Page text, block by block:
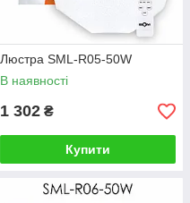
Люстра SML-R05-50W
В наявності
1 302 ₴
Купити